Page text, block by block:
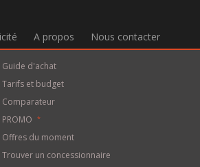
A propos Nous contacter
Guide d'achat
Tarifs et budget
Comparateur
PROMO
*
Offres du moment
Trouver un concessionnaire